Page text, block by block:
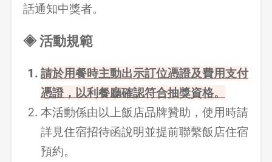
話通知中獎者。
◈ 活動規範
請於用餐時主動出示訂位憑證及費用支付
憑證，以利餐廳確認符合抽獎資格。
本活動係由以上飯店品牌贊助，使用時請
詳見住宿招待函說明並提前聯繫飯店住宿
預約。